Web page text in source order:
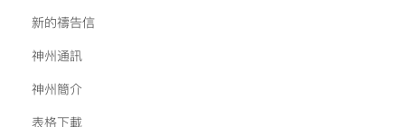
新的禱告信
神州通訊
神州簡介
表格下載